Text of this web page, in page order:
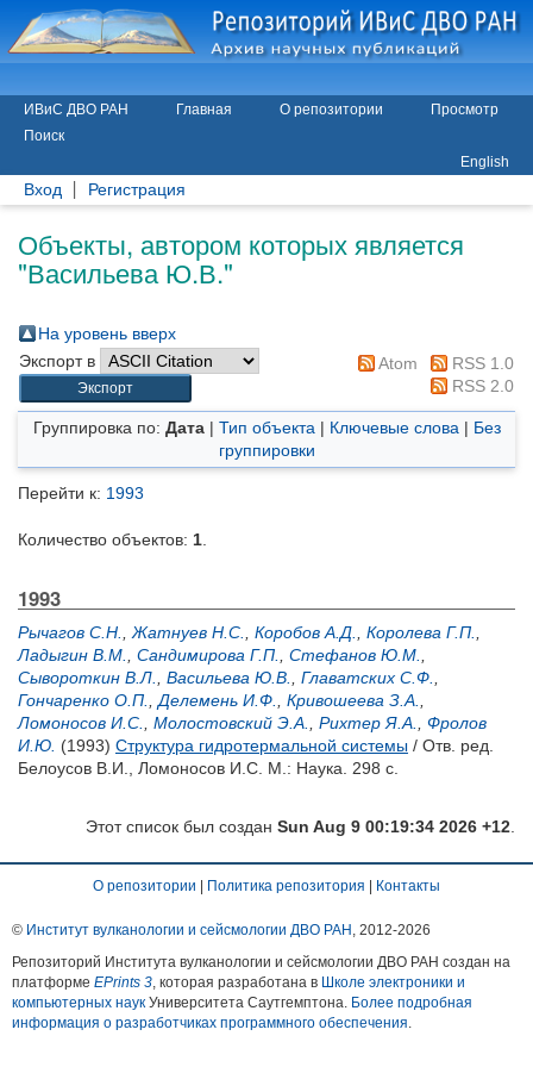
ИВиС ДВО РАН Главная О репозитории
Просмотр
Поиск
English
Вход Регистрация
Объекты, автором которых является
"Васильева Ю.В."
На уровень вверх
Экспорт в
Atom
RSS 1.0
RSS 2.0
Группировка по: Дата| Тип объекта | Ключевые слова | Без
группировки
Перейти к: 1993
Количество объектов: 1
1993
Рычагов С.Н. Жатнуев Н.С. Коробов А.Д. Королева Г.П.
Ладыгин В.М.
Сандимирова Г.П. Стефанов Ю.М.
Сывороткин В.Л.
Васильева Ю.В. Главатских С.Ф.
Гончаренко О.П.
Делемень И.Ф. Кривошеева З.А.
Ломоносов И.С.
Молостовский Э.А. Рихтер Я.А.
Фролов
И.Ю. (1993) Структура гидротермальной системы / Отв. ред.
Белоусов В.И.
Ломоносов И.С. М.: Наука. 298 с.
Этот список был создан Sun Aug 9 00:19:34 2026 +12
О репозитории Политика репозитория Контакты
© Институт вулканологии и сейсмологии ДВО РАН , 2012-2026
Репозиторий Института вулканологии и сейсмологии ДВО РАН создан на
платформе EPrints 3, которая разработана в Школе электроники и
компьютерных наук Университета Саутгемптона. Более подробная
информация о разработчиках программного обеспечения.